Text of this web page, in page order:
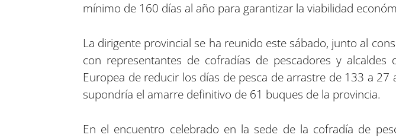
mínimo de 160 días al año para garantizar la viabilidad
La dirigente provincial se ha reunido este sábado, junto al
con representantes de cofradías de pescadores y
Europea de reducir los días de pesca de arrastre de 133 a
supondría el amarre definitivo de 61 buques de la provincia.
En el encuentro celebrado en la sede de la cofradía de